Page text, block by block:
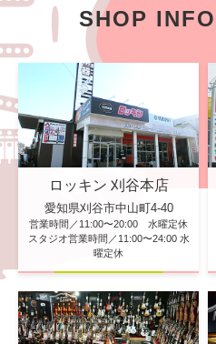
SHOP
ロッキン 刈谷本店
愛知県刈谷市中山町4-40
営業時間／11:00〜20:00 水曜定休
スタジオ営業時間／11:00〜24:00 水
曜定休